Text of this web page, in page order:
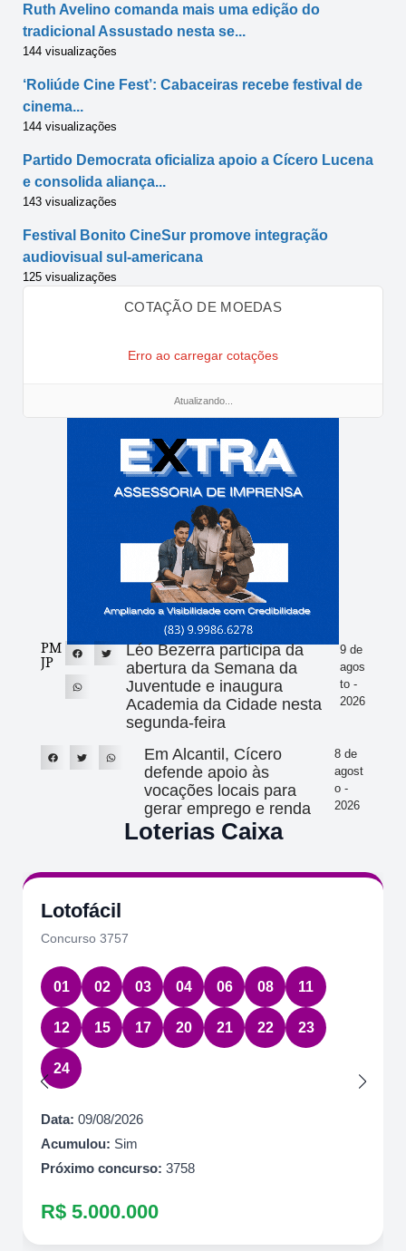
Ruth Avelino comanda mais uma edição do
tradicional Assustado nesta se...
144 visualizações
‘Roliúde Cine Fest’: Cabaceiras recebe festival de
cinema...
144 visualizações
Partido Democrata oficializa apoio a Cícero Lucena
e consolida aliança...
143 visualizações
Festival Bonito CineSur promove integração
audiovisual sul-americana
125 visualizações
COTAÇÃO DE MOEDAS
Erro ao carregar cotações
Atualizando...
PM
JP
Léo Bezerra participa da
abertura da Semana da
Juventude e inaugura
Academia da Cidade nesta
segunda-feira
9 de
agos
to -
2026
Em Alcantil, Cícero
defende apoio às
vocações locais para
gerar emprego e renda
8 de
agost
o -
2026
Loterias Caixa
Lotofácil
Concurso 3757
01 02 03 04 06 08 11
12 15 17 20 21 22 23
24
Data: 09/08/2026
Acumulou: Sim
Próximo concurso: 3758
R$ 5.000.000